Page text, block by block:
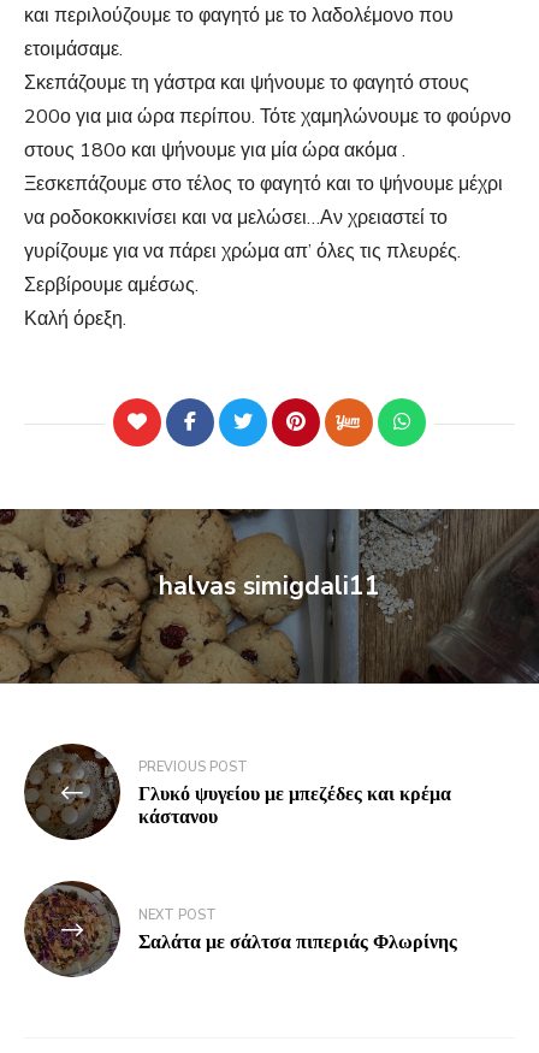
και περιλούζουμε το φαγητό με το λαδολέμονο που
ετοιμάσαμε.
Σκεπάζουμε τη γάστρα και ψήνουμε το φαγητό στους
200ο για μια ώρα περίπου. Τότε χαμηλώνουμε το φούρνο
στους 180ο και ψήνουμε για μία ώρα ακόμα .
Ξεσκεπάζουμε στο τέλος το φαγητό και το ψήνουμε μέχρι
να ροδοκοκκινίσει και να μελώσει…Αν χρειαστεί το
γυρίζουμε για να πάρει χρώμα απ’ όλες τις πλευρές.
Σερβίρουμε αμέσως.
Καλή όρεξη.
halvas simigdali11
PREVIOUS POST
Γλυκό ψυγείου με μπεζέδες και κρέμα
κάστανου
NEXT POST
Σαλάτα με σάλτσα πιπεριάς Φλωρίνης